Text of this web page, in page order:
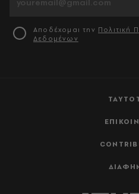
Αποδέχομαι την Πολιτική
Δεδομένων